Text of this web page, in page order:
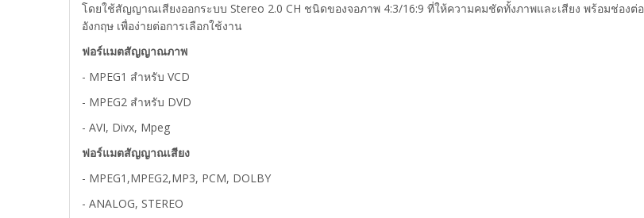
โดยใช้สัญญาณเสียงออกระบบ Stereo 2.0 CH ชนิดของจอภาพ 4:3/16:9 ที่ให้ความคมชัดทั้งภาพและเสียง พร้อมช่องต่
อังกฤษ เพื่อง่ายต่อการเลือกใช้งาน
ฟอร์แมตสัญญาณภาพ
- MPEG1 สำหรับ VCD
- MPEG2 สำหรับ DVD
- AVI, Divx, Mpeg
ฟอร์แมตสัญญาณเสียง
- MPEG1,MPEG2,MP3, PCM, DOLBY
- ANALOG, STEREO